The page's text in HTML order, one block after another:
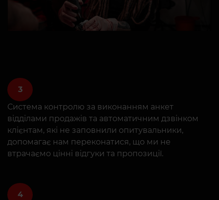
3
Система контролю за виконанням анкет
відділами продажів та автоматичним дзвінком
клієнтам, які не заповнили опитувальники,
допомагає нам переконатися, що ми не
втрачаємо цінні відгуки та пропозиції.
4